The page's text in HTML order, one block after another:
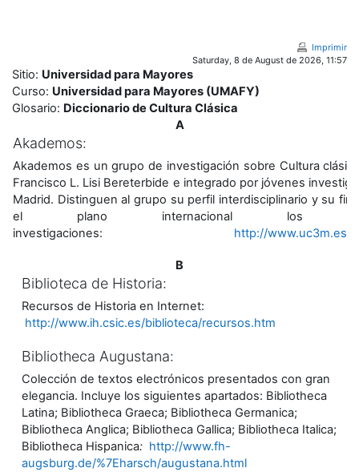
Imprimir
Saturday, 8 de August de 2026, 11:57
Sitio: Universidad para Mayores
Curso: Universidad para Mayores (UMAFY)
Glosario: Diccionario de Cultura Clásica
A
Akademos:
Akademos es un grupo de investigación sobre Cultura
Francisco L. Lisi Bereterbide e integrado por jóvenes
Madrid. Distinguen al grupo su perfil interdisciplinario y su
el plano internacional los
investigaciones: http://www.uc3m.es/
B
Biblioteca de Historia:
Recursos de Historia en Internet:
http://www.ih.csic.es/biblioteca/recursos.htm
Bibliotheca Augustana:
Colección de textos electrónicos presentados con gran
elegancia. Incluye los siguientes apartados: Bibliotheca
Latina; Bibliotheca Graeca; Bibliotheca Germanica;
Bibliotheca Anglica; Bibliotheca Gallica; Bibliotheca Italica;
Bibliotheca Hispanica: http://www.fh-
augsburg.de/%7Eharsch/augustana.html